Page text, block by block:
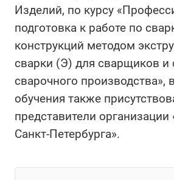
Изделий, по курсу
подготовка к работе по
конструкций методом
сварки (Э) для сварщиков и
сварочного производства»,
обучения также
представители организации
Санкт-Петербурга».